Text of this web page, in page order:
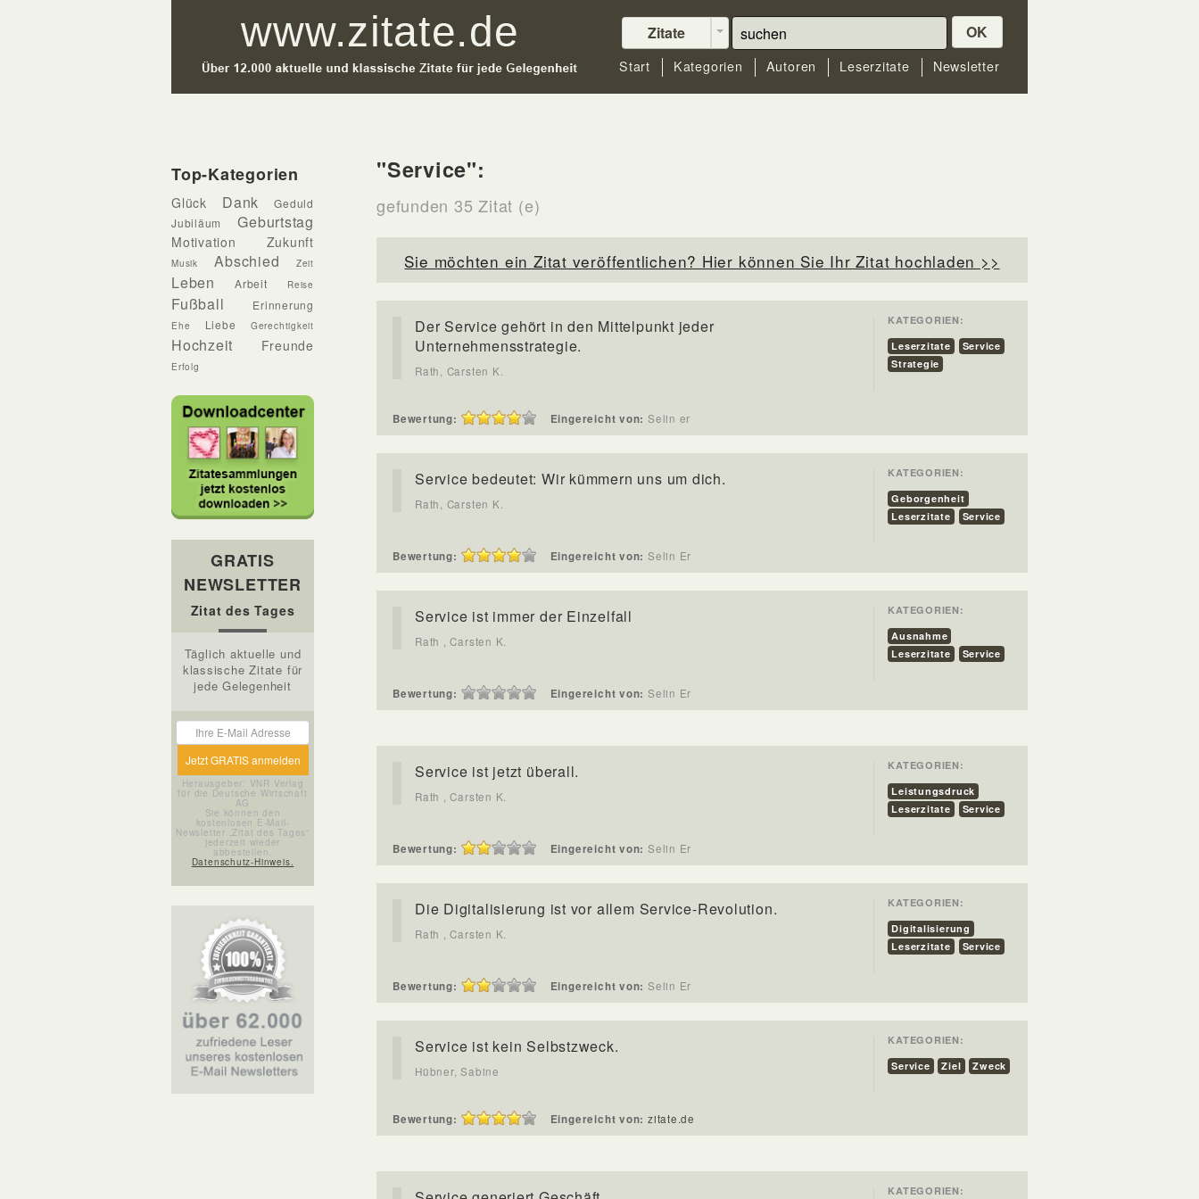
Zitate OK
Start Kategorien Autoren Leserzitate Newsletter
Top-Kategorien
Glück Dank
Geduld
Jubiläum
Geburtstag
Motivation Zukunft
Musik Abschied Zeit
Leben Arbeit Reise
Fußball Erinnerung
Ehe Liebe Gerechtigkeit
Hochzeit Freunde
Erfolg
GRATIS
NEWSLETTER
Zitat des Tages
Täglich aktuelle und
klassische Zitate für
jede Gelegenheit
Herausgeber: VNR Verlag
für die Deutsche Wirtschaft
AG
Sie können den
kostenlosen E-Mail-
Newsletter „Zitat des Tages“
jederzeit wieder
abbestellen.
Datenschutz-Hinweis.
"Service":
gefunden 35 Zitat (e)
Sie möchten ein Zitat veröffentlichen? Hier können Sie Ihr Zitat hochladen >>
Der Service gehört in den Mittelpunkt jeder
Unternehmensstrategie.
Rath, Carsten K.
KATEGORIEN:
Leserzitate
Service
Strategie
Bewertung: Eingereicht von: Selin er
Service bedeutet: Wir kümmern uns um dich.
Rath, Carsten K.
KATEGORIEN:
Geborgenheit
Leserzitate
Service
Bewertung: Eingereicht von: Selin Er
Service ist immer der Einzelfall
Rath , Carsten K.
KATEGORIEN:
Ausnahme
Leserzitate
Service
Bewertung: Eingereicht von: Selin Er
Service ist jetzt überall.
Rath , Carsten K.
KATEGORIEN:
Leistungsdruck
Leserzitate
Service
Bewertung: Eingereicht von: Selin Er
Die Digitalisierung ist vor allem Service-Revolution.
Rath , Carsten K.
KATEGORIEN:
Digitalisierung
Leserzitate
Service
Bewertung: Eingereicht von: Selin Er
Service ist kein Selbstzweck.
Hübner, Sabine
KATEGORIEN:
Service
Ziel Zweck
Bewertung: Eingereicht von: zitate.de
KATEGORIEN: